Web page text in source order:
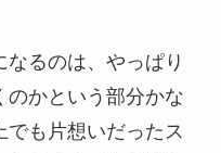
るのは、やっぱり
のかという部分かな
でも片想いだったス